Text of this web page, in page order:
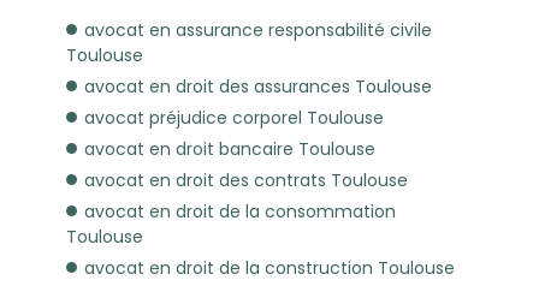
avocat en assurance responsabilité civile
Toulouse
avocat en droit des assurances Toulouse
avocat préjudice corporel Toulouse
avocat en droit bancaire Toulouse
avocat en droit des contrats Toulouse
avocat en droit de la consommation
Toulouse
avocat en droit de la construction Toulouse